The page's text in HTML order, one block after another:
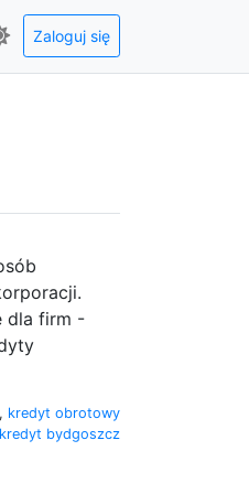
Zaloguj się
dla firm -
, kredyt obrotowy
kredyt bydgoszcz